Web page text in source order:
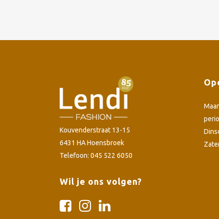
Kouvenderstraat 13-15
6431 HA Hoensbroek
Telefoon: 045 522 6050
Wil je ons volgen?